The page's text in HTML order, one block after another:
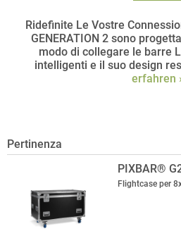
Ridefinite Le Vostre
GENERATION 2 sono
modo di collegare le barre
intelligenti e il suo design
erfahren
PIXBAR®
Flightcase per